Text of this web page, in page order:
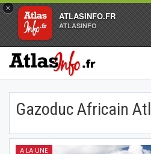
×
ATLASINFO.FR
ATLASINFO
Gazoduc Africain
A LA UNE